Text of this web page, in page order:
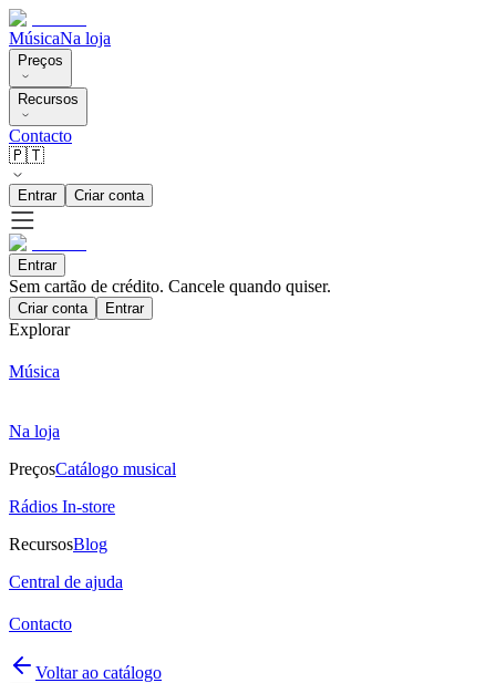
MúsicaNa loja
Preços
Recursos
Contacto
🇵🇹
Entrar Criar conta
Entrar
Sem cartão de crédito. Cancele quando quiser.
Criar conta Entrar
Explorar
Música
Na loja
PreçosCatálogo musical
Rádios In-store
RecursosBlog
Central de ajuda
Contacto
Voltar ao catálogo